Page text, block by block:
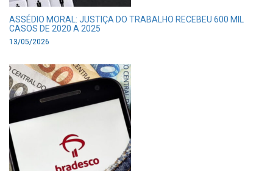
ASSÉDIO MORAL: JUSTIÇA DO TRABALHO RECEBEU 600 MIL
CASOS DE 2020 A 2025
13/05/2026